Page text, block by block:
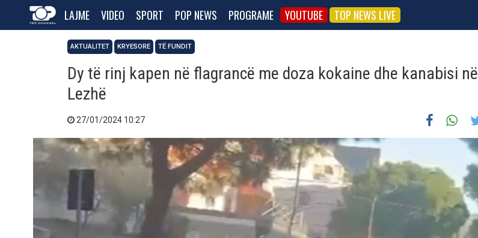
LAJME VIDEO SPORT POP NEWS PROGRAME YOUTUBE TOP NEWS LIVE
AKTUALITET KRYESORE TË FUNDIT
Dy të rinj kapen në flagrancë me doza kokaine dhe kanabisi në
Lezhë
27/01/2024 10:27